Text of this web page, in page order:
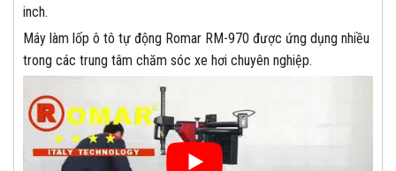
inch.
Máy làm lốp ô tô tự động Romar RM-970 được ứng dụng nhiều
trong các trung tâm chăm sóc xe hơi chuyên nghiệp.